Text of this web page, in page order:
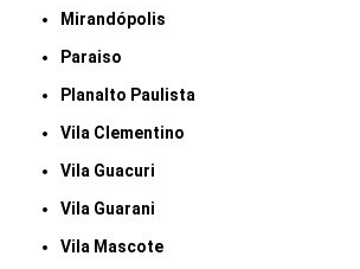
Mirandópolis
Paraiso
Planalto Paulista
Vila Clementino
Vila Guacuri
Vila Guarani
Vila Mascote